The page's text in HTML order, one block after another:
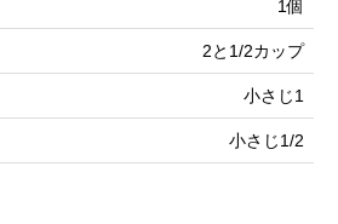
1個
2と1/2カップ
小さじ1
小さじ1/2